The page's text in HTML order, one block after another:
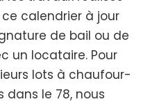
calendrier à jour
de bail ou de
un locataire. Pour
lots à chaufour-
dans le 78, nous